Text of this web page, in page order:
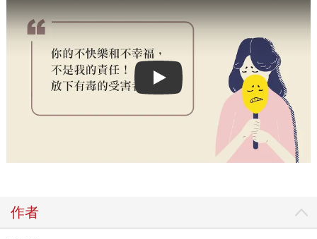
Play video
作者